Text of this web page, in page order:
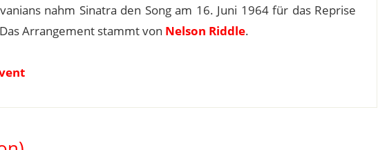
nahm Sinatra den Song am 16. Juni 1964 für das Reprise
Arrangement stammt von Nelson Riddle.